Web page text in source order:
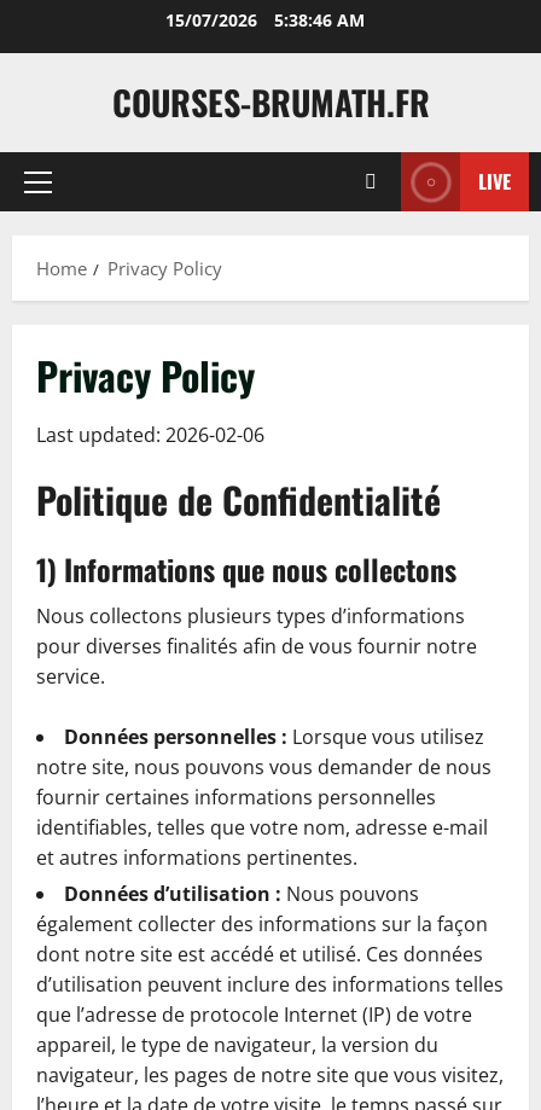
15/07/2026 5:38:47 AM
COURSES-BRUMATH.FR
Primary
LIVE
Home Privacy Policy
Privacy Policy
Last updated: 2026-02-06
Politique de Confidentialité
1) Informations que nous collectons
Nous collectons plusieurs types d’informations
pour diverses finalités afin de vous fournir notre
service.
Données personnelles : Lorsque vous utilisez
notre site, nous pouvons vous demander de nous
fournir certaines informations personnelles
identifiables, telles que votre nom, adresse e-mail
et autres informations pertinentes.
Données d’utilisation : Nous pouvons
également collecter des informations sur la façon
dont notre site est accédé et utilisé. Ces données
d’utilisation peuvent inclure des informations telles
que l’adresse de protocole Internet (IP) de votre
appareil, le type de navigateur, la version du
navigateur, les pages de notre site que vous visitez,